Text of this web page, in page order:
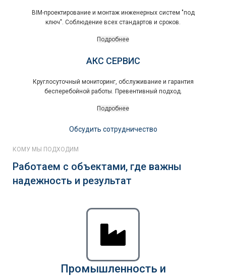
BIM-проектирование и монтаж инженерных систем "под
ключ". Соблюдение всех стандартов и сроков.
Подробнее
АКС СЕРВИС
Круглосуточный мониторинг, обслуживание и гарантия
бесперебойной работы. Превентивный подход.
Подробнее
Обсудить сотрудничество
КОМУ МЫ ПОДХОДИМ
Работаем с объектами, где важны
надежность и результат
Промышленность и